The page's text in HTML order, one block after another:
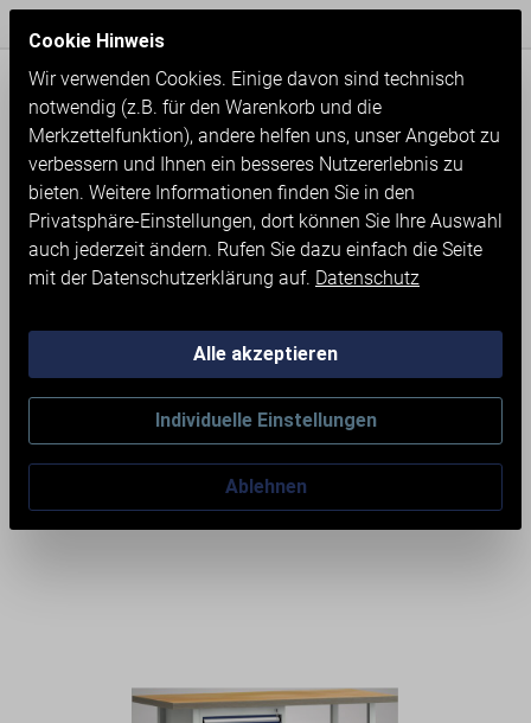
Werkstatteinrichtung
WERKBANK MIT SCHRANK
Cookie Hinweis
Wir verwenden Cookies. Einige davon sind technisch
notwendig (z.B. für den Warenkorb und die
Merkzettelfunktion), andere helfen uns, unser Angebot zu
verbessern und Ihnen ein besseres Nutzererlebnis zu
bieten. Weitere Informationen finden Sie in den
Privatsphäre-Einstellungen, dort können Sie Ihre Auswahl
auch jederzeit ändern. Rufen Sie dazu einfach die Seite
mit der Datenschutzerklärung auf. Datenschutz
Individuelle Einstellungen
Ablehnen
Alle akzeptieren